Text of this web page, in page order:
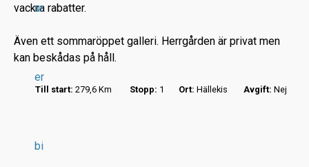
ur
er
bi
vackra rabatter.
Även ett sommaröppet galleri. Herrgården är privat men
kan beskådas på håll.
Till start: 279,6 Km Stopp: 1 Ort: Hällekis Avgift: Nej